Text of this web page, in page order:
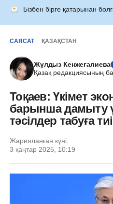
Бізбен бірге қатарынан
САЯСАТ ҚАЗАҚСТАН
Жұлдыз Кенжегалиева
Қазақ редакциясының
Тоқаев: Үкімет
барынша дамыту
тәсілдер табуға
Жарияланған күні:
3 қаңтар 2025, 10:19